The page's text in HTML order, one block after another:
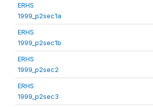
ERHS
1999_p2sec1a
ERHS
1999_p2sec1b
ERHS
1999_p2sec2
ERHS
1999_p2sec3